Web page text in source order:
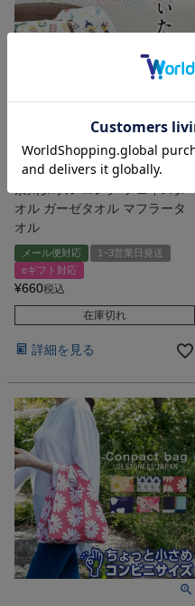
泉州タオル 長いタオル マフラータオル
オル ガーゼタオル マフラータ
オル
メール便対応
1~3営業日発送
eギフト対応
¥660税込
在庫切れ
詳細を見る